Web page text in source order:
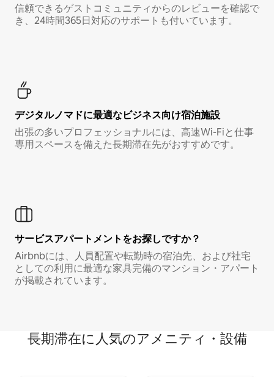
信頼できるゲストコミュニティからのレビューを確認で
き、24時間365日対応のサポートも付いています。
デジタルノマド⁠に最⁠適⁠なビ⁠ジ⁠ネ⁠ス⁠向⁠け宿⁠泊⁠施⁠設
出張の多いプロフェッショナルには、高速Wi-Fiと仕事
専用スペースを備えた長期滞在先がおすすめです。
サービスアパートメントをお探しですか？
Airbnbには、人員配置や転勤時の宿泊先、および社宅
としての利用に最適な家具完備のマンション・アパート
が掲載されています。
長期滞在に人気のアメニティ・設備